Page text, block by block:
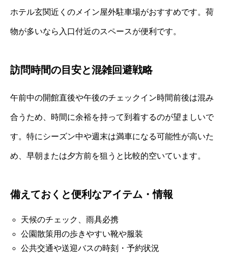
ホテル玄関近くのメイン屋外駐車場がおすすめです。荷
物が多いなら入口付近のスペースが便利です。
訪問時間の目安と混雑回避戦略
午前中の開館直後や午後のチェックイン時間前後は混み
合うため、時間に余裕を持って到着するのが望ましいで
す。特にシーズン中や週末は満車になる可能性が高いた
め、早朝または夕方前を狙うと比較的空いています。
備えておくと便利なアイテム・情報
天候のチェック、雨具必携
公園散策用の歩きやすい靴や服装
公共交通や送迎バスの時刻・予約状況